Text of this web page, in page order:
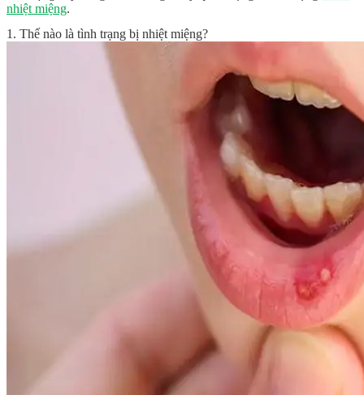
nhiệt miệng.
1. Thế nào là tình trạng bị nhiệt miệng?